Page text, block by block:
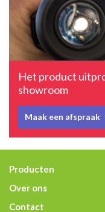
Het product
showroom
Maak een afspraak
Producten
Over ons
Contact